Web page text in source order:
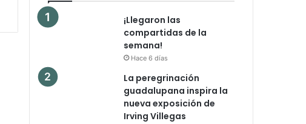
¡Llegaron las
compartidas de la
semana!
Hace 6 días
La peregrinación
guadalupana inspira la
nueva exposición de
Irving Villegas